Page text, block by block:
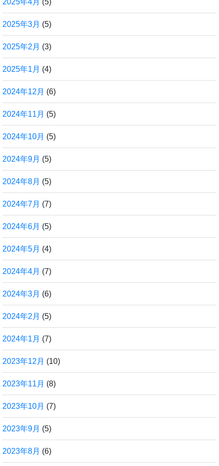
2025年3月 (5)
2025年2月 (3)
2025年1月 (4)
2024年12月 (6)
2024年11月 (5)
2024年10月 (5)
2024年9月 (5)
2024年8月 (5)
2024年7月 (7)
2024年6月 (5)
2024年5月 (4)
2024年4月 (7)
2024年3月 (6)
2024年2月 (5)
2024年1月 (7)
2023年12月 (10)
2023年11月 (8)
2023年10月 (7)
2023年9月 (5)
2023年8月 (6)